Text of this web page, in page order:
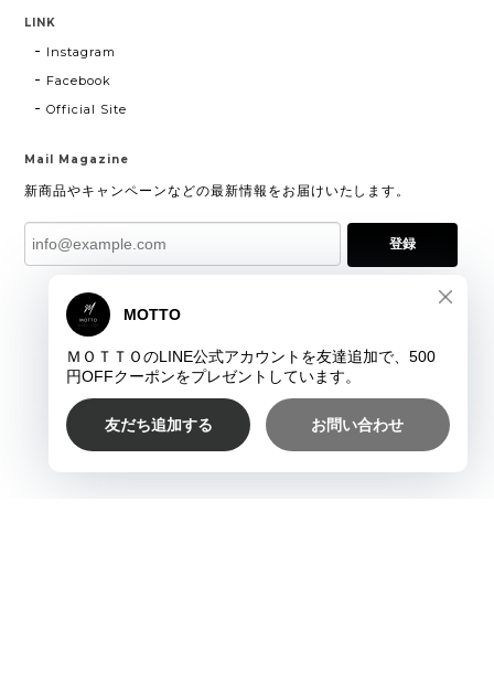
LINK
Instagram
Facebook
Official Site
Mail Magazine
新商品やキャンペーンなどの最新情報をお届けいたします。
登録